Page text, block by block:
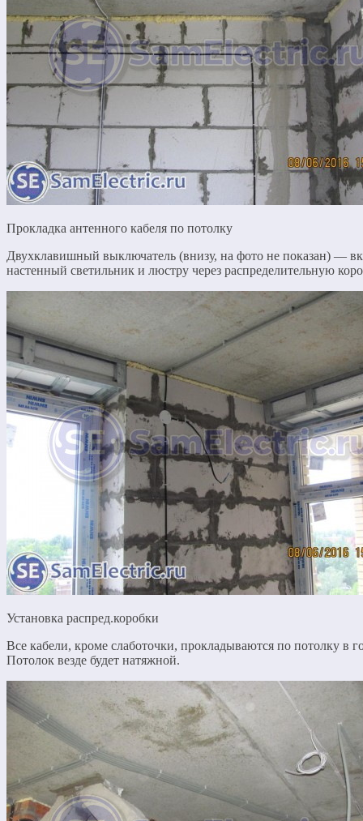
Прокладка антенного кабеля по потолку
Двухклавишный выключатель (внизу, на фото не показан) —
настенный светильник и люстру через распределительную
Установка распред.коробки
Все кабели, кроме слаботочки, прокладываются по потолку в
Потолок везде будет натяжной.